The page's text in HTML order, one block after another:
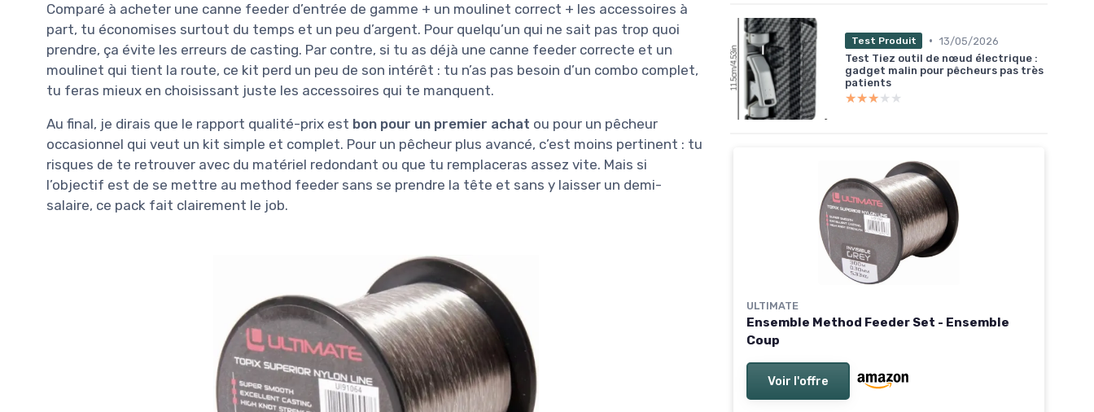
Comparé à acheter une canne feeder d’entrée de gamme + un moulinet correct + les accessoires à
part, tu économises surtout du temps et un peu d’argent. Pour quelqu’un qui ne sait pas trop quoi
prendre, ça évite les erreurs de casting. Par contre, si tu as déjà une canne feeder correcte et un
moulinet qui tient la route, ce kit perd un peu de son intérêt : tu n’as pas besoin d’un combo complet,
tu feras mieux en choisissant juste les accessoires qui te manquent.
Au final, je dirais que le rapport qualité-prix est bon pour un premier achat ou pour un pêcheur
occasionnel qui veut un kit simple et complet. Pour un pêcheur plus avancé, c’est moins pertinent : tu
risques de te retrouver avec du matériel redondant ou que tu remplaceras assez vite. Mais si
l’objectif est de se mettre au method feeder sans se prendre la tête et sans y laisser un demi-
salaire, ce pack fait clairement le job.
Test Produit • 13/05/2026
Test Tiez outil de nœud électrique :
gadget malin pour pêcheurs pas très
patients
★★★★★
★★★★★
ULTIMATE
Ensemble Method Feeder Set - Ensemble
Coup
Voir l'offre